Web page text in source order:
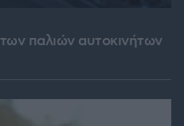
παλιών αυτοκινήτων